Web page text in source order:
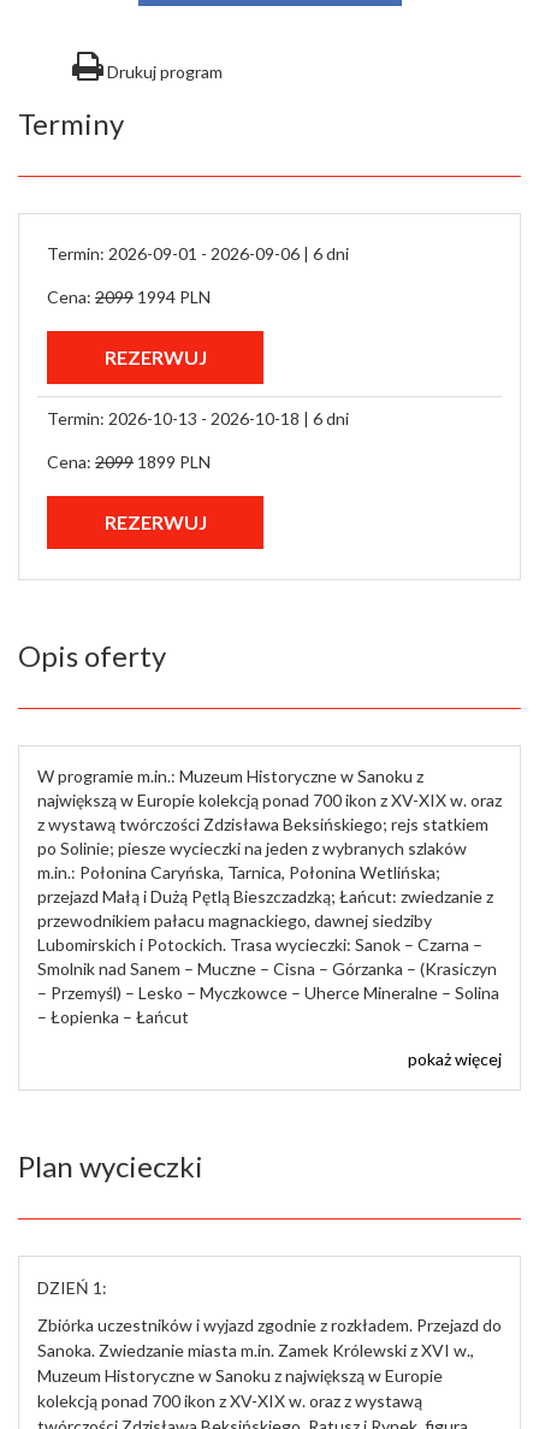
Drukuj program
Terminy
Termin: 2026-09-01 - 2026-09-06 | 6 dni
Cena: 2099 1994 PLN
Termin: 2026-10-13 - 2026-10-18 | 6 dni
Cena: 2099 1899 PLN
Opis oferty
W programie m.in.: Muzeum Historyczne w Sanoku z
największą w Europie kolekcją ponad 700 ikon z XV-XIX w. oraz
z wystawą twórczości Zdzisława Beksińskiego; rejs statkiem
po Solinie; piesze wycieczki na jeden z wybranych szlaków
m.in.: Połonina Caryńska, Tarnica, Połonina Wetlińska;
przejazd Małą i Dużą Pętlą Bieszczadzką; Łańcut: zwiedzanie z
przewodnikiem pałacu magnackiego, dawnej siedziby
Lubomirskich i Potockich. Trasa wycieczki: Sanok – Czarna –
Smolnik nad Sanem – Muczne – Cisna – Górzanka – (Krasiczyn
– Przemyśl) – Lesko – Myczkowce – Uherce Mineralne – Solina
– Łopienka – Łańcut
pokaż więcej
Plan wycieczki
DZIEŃ 1:
Zbiórka uczestników i wyjazd zgodnie z rozkładem. Przejazd do
Sanoka. Zwiedzanie miasta m.in. Zamek Królewski z XVI w.,
Muzeum Historyczne w Sanoku z największą w Europie
kolekcją ponad 700 ikon z XV-XIX w. oraz z wystawą